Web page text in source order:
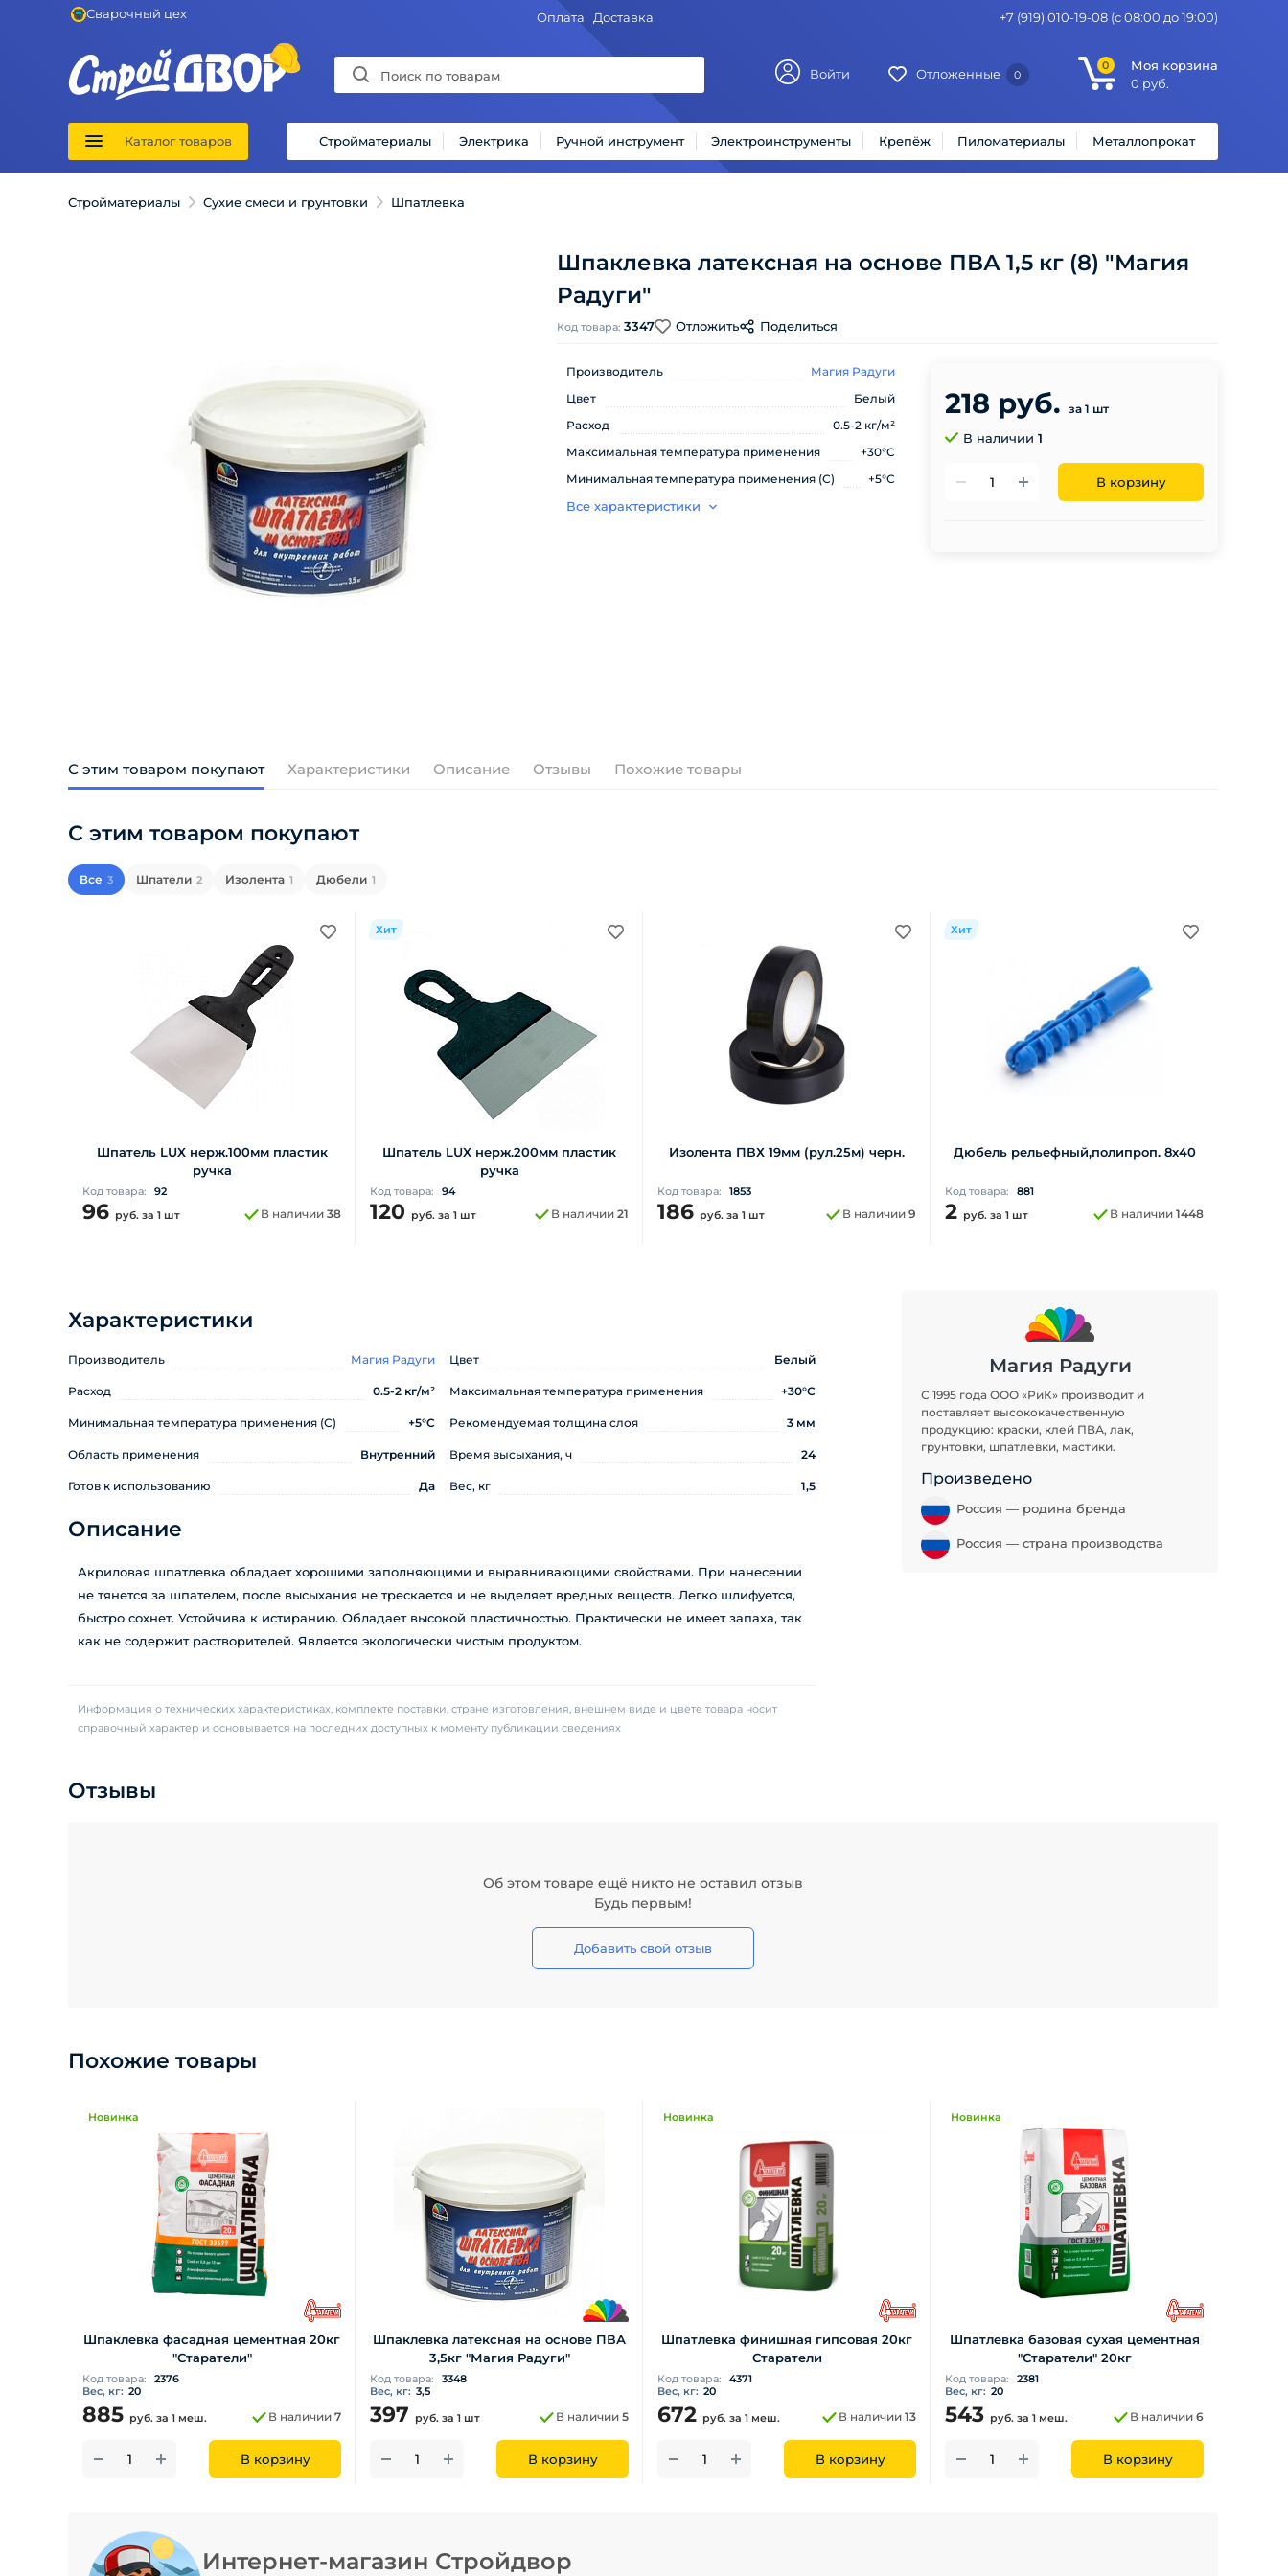
Сварочный цех Оплата Доставка +7 (919) 010-19-08 (с 08:00 до 19:00)
Войти Отложенные 0
0
Моя корзина
0 руб.
Каталог товаров Стройматериалы Электрика Ручной инструмент Электроинструменты Крепёж Пиломатериалы Металлопрокат
Стройматериалы Сухие смеси и грунтовки Шпатлевка
Шпаклевка латексная на основе ПВА 1,5 кг (8) "Магия
Радуги"
Код товара: 3347 Отложить Поделиться
Производитель
Магия Радуги
Цвет
Белый
Расход
0.5-2 кг/м²
Максимальная температура применения
+30°С
Минимальная температура применения (С)
+5°С
Все характеристики
218 руб. за 1 шт
В наличии 1
В корзину
С этим товаром покупают Характеристики Описание Отзывы Похожие товары
С этим товаром покупают
Все 3 Шпатели 2 Изолента 1 Дюбели 1
Шпатель LUX нерж.100мм пластик
ручка
Код товара: 92
96 руб. за 1 шт В наличии 38
Хит
Шпатель LUX нерж.200мм пластик
ручка
Код товара: 94
120 руб. за 1 шт В наличии 21
Изолента ПВХ 19мм (рул.25м) черн.
Код товара: 1853
186 руб. за 1 шт В наличии 9
Хит
Дюбель рельефный,полипроп. 8х40
Код товара: 881
2 руб. за 1 шт В наличии 1448
Характеристики
Производитель Магия Радуги Цвет Белый
Расход 0.5-2 кг/м² Максимальная температура применения +30°С
Минимальная температура применения (С) +5°С Рекомендуемая толщина слоя 3 мм
Область применения Внутренний Время высыхания, ч 24
Готов к использованию Да Вес, кг 1,5
Описание
Акриловая шпатлевка обладает хорошими заполняющими и выравнивающими свойствами. При нанесении
не тянется за шпателем, после высыхания не трескается и не выделяет вредных веществ. Легко шлифуется,
быстро сохнет. Устойчива к истиранию. Обладает высокой пластичностью. Практически не имеет запаха, так
как не содержит растворителей. Является экологически чистым продуктом.
Информация о технических характеристиках, комплекте поставки, стране изготовления, внешнем виде и цвете товара носит
справочный характер и основывается на последних доступных к моменту публикации сведениях
Магия Радуги
С 1995 года ООО «РиК» производит и
поставляет высококачественную
продукцию: краски, клей ПВА, лак,
грунтовки, шпатлевки, мастики.
Произведено
Россия — родина бренда
Россия — страна производства
Отзывы
Об этом товаре ещё никто не оставил отзыв
Будь первым!
Добавить свой отзыв
Похожие товары
Новинка
Шпаклевка фасадная цементная 20кг
"Старатели"
Код товара:
2376
Вес, кг: 20
885 руб. за 1 меш. В наличии 7
В корзину
Шпаклевка латексная на основе ПВА
3,5кг "Магия Радуги"
Код товара:
3348
Вес, кг: 3,5
397 руб. за 1 шт В наличии 5
В корзину
Новинка
Шпатлевка финишная гипсовая 20кг
Старатели
Код товара:
4371
Вес, кг: 20
672 руб. за 1 меш. В наличии 13
В корзину
Новинка
Шпатлевка базовая сухая цементная
"Старатели" 20кг
Код товара:
2381
Вес, кг: 20
543 руб. за 1 меш. В наличии 6
В корзину
Интернет-магазин Стройдвор